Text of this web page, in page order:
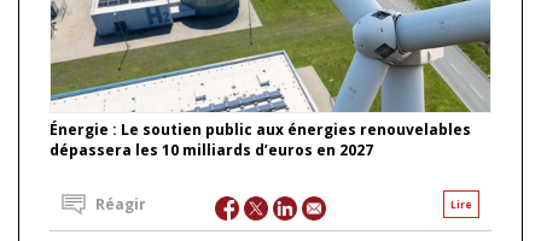
Énergie : Le soutien public aux énergies renouvelables
dépassera les 10 milliards d’euros en 2027
Lire
Réagir